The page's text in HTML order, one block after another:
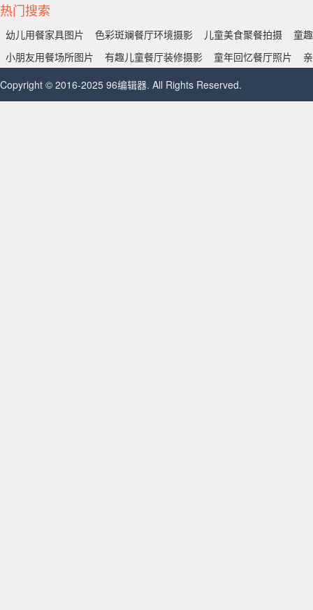
热门搜索
幼儿用餐家具图片 色彩斑斓餐厅环境摄影 儿童美食聚餐拍摄
童
小朋友用餐场所图片
有趣儿童餐厅装修摄影 童年回忆餐厅照片
Copyright © 2016-2025 96编辑器. All Rights Reserved.